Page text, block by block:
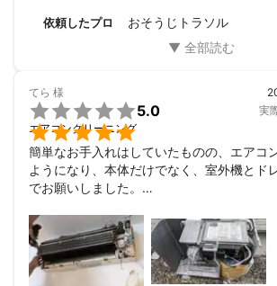
依頼したプロ おそうじトラソル
てら 様


5.0
エアコンクリーニング
実
簡単なお手入れはしていたものの、エアコ
ようになり、本体だけでなく、室外機とド
でお願いしました。
まで綺麗にしていただきました！
ドレンホースも詰まりがあったようですが
きました。
今後も定期的にお願いしたいと思いました。